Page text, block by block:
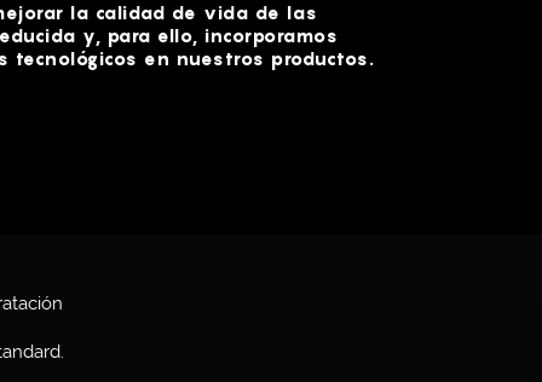
la calidad de vida de las
y, para ello, incorporamos
tecnológicos en nuestros productos.
.